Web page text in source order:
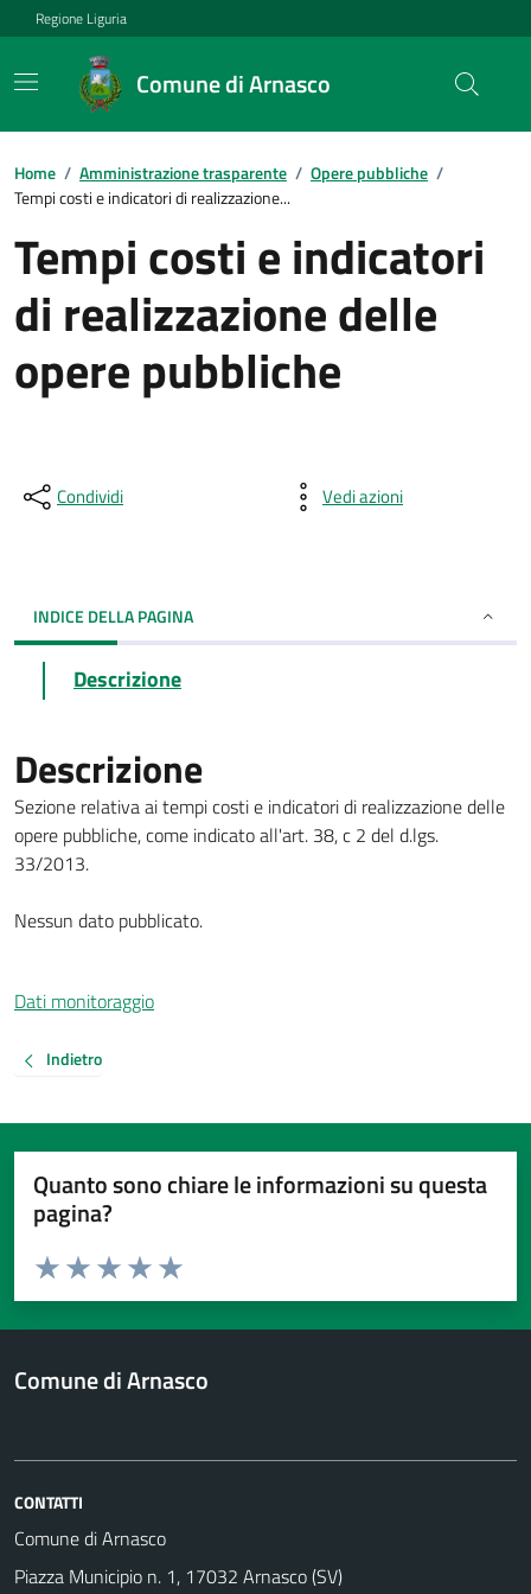
Regione Liguria
Comune di Arnasco
Home / Amministrazione trasparente / Opere pubbliche /
Tempi costi e indicatori di realizzazione...
Tempi costi e indicatori
di realizzazione delle
opere pubbliche
Condividi Vedi azioni
INDICE DELLA PAGINA
Descrizione
Descrizione
Sezione relativa ai tempi costi e indicatori di realizzazione delle
opere pubbliche, come indicato all'art. 38, c 2 del d.lgs.
33/2013.
Nessun dato pubblicato.
Dati monitoraggio
Indietro
Quanto sono chiare le informazioni su questa
pagina?
Valuta da 1 a 5 stelle la pagina
Valuta 5 stelle su 5
Valuta 4 stelle su 5
Valuta 3 stelle su 5
Valuta 2 stelle su 5
Valuta 1 stelle su 5
Comune di Arnasco
CONTATTI
Comune di Arnasco
Piazza Municipio n. 1, 17032 Arnasco (SV)